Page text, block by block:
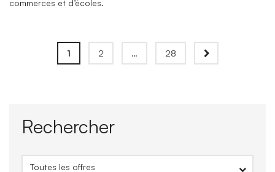
commerces et d’écoles.
1 2 … 28
Rechercher